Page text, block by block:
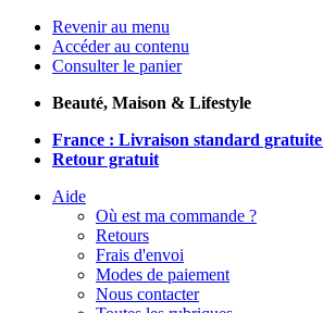
Revenir au menu
Accéder au contenu
Consulter le panier
Beauté, Maison & Lifestyle
France : Livraison standard gratuite
Retour gratuit
Aide
Où est ma commande ?
Retours
Frais d'envoi
Modes de paiement
Nous contacter